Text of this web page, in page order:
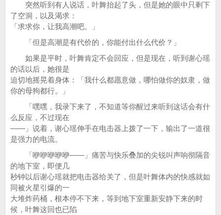
突然听到有人说话，叶舞抬起了头，但是她的眼中只剩下
了空洞，以及渴求：
「求求你，让我高潮吧。」
「但是高潮是有代价的，你能付出什么代价？」
如果是平时，叶舞肯定不会回应，但是现在，听到谢心瑶
的话以后，她很是
迫切地摇晃着身体：「我什么都愿意做，哪怕做你的奴隶，做
你的母狗都行。」
「嘿嘿，我录下来了，不知道等你醒过来听到这话会有什
么反应，不过现在
——」说着，谢心瑶伸手在电击器上拨了一下，输出了一道很
是强力的电流。
「咿咿咿咿咿——」痛苦与快乐叠加的尖锐叫声响彻隔音
的地下室，即便几
秒钟以后谢心瑶就把电击器给关了，但是叶舞体内的快感就如
同被火星引爆的一
大堆炸药桶，根本停不下来，等到地下室重新安静下来的时
候，叶舞这回也已陷